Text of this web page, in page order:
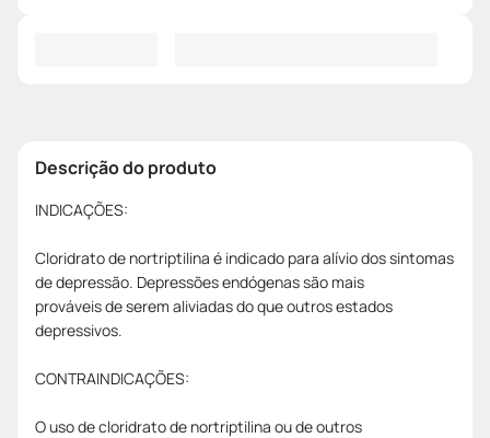
Descrição do produto
INDICAÇÕES:
Cloridrato de nortriptilina é indicado para alívio dos sintomas
de depressão. Depressões endógenas são mais
prováveis de serem aliviadas do que outros estados
depressivos.
CONTRAINDICAÇÕES:
O uso de cloridrato de nortriptilina ou de outros